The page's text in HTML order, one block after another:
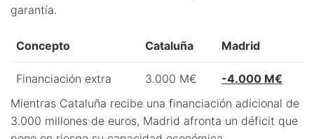
garantía.
Concepto Cataluña Madrid
Financiación extra 3.000 M€
-4.000 M€
Mientras Cataluña recibe una financiación adicional de
3.000 millones de euros, Madrid afronta un déficit que